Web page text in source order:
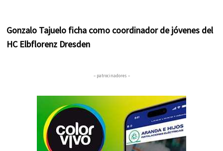
Gonzalo Tajuelo ficha como coordinador de jóvenes del
HC Elbflorenz Dresden
– patrocinadores –